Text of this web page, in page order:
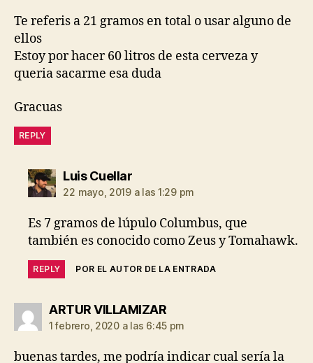
Te referis a 21 gramos en total o usar alguno de
ellos
Estoy por hacer 60 litros de esta cerveza y
queria sacarme esa duda
Gracuas
REPLY
Luis Cuellardice:
22 mayo, 2019 a las 1:29 pm
Es 7 gramos de lúpulo Columbus, que
también es conocido como Zeus y Tomahawk.
REPLY POR EL AUTOR DE LA ENTRADA
ARTUR VILLAMIZARdice:
1 febrero, 2020 a las 6:45 pm
buenas tardes, me podría indicar cual sería la